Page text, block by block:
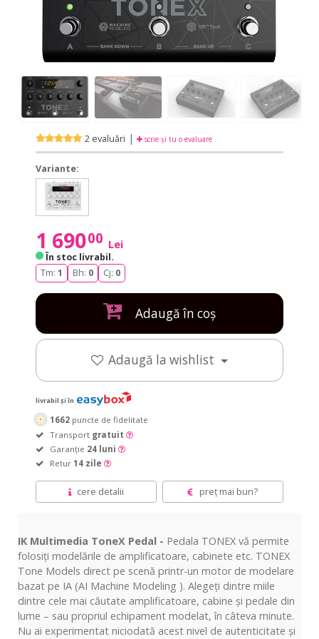
2 evaluări | scrie și tu o evaluare
Variante:
ToneX
Pedal
Anniversary
Limited
Edition
ToneX
Pedal
Anniversary
Limited
Edition
1 69000 Lei
În stoc livrabil.
Tm: 1 Bh: 0 Cj: 0
Adaugă în coș
Adaugă la wishlist
livrabil și în
1662 puncte de fidelitate
Transport gratuit
Garanție 24 luni
Retur 14 zile
cere detalii preț mai bun?
IK Multimedia ToneX Pedal - Pedala TONEX vă permite
folosiți modelările de amplificatoare, cabinete etc. TONEX
Tone Models direct pe scenă printr-un motor de modelare
bazat pe IA (AI Machine Modeling ). Alegeți dintre miile
dintre cele mai căutate amplificatoare, cabine și pedale din
lume – sau propriul echipament modelat, în câteva minute.
Nu ai experimentat niciodată acest nivel de autenticitate și